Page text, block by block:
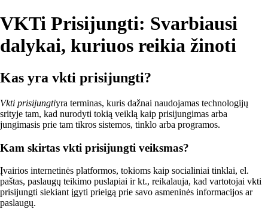
VKTi Prisijungti: Svarbiausi
dalykai, kuriuos reikia žinoti
Kas yra vkti prisijungti?
Vkti prisijungtiyra terminas, kuris dažnai naudojamas technologijų
srityje tam, kad nurodyti tokią veiklą kaip prisijungimas arba
jungimasis prie tam tikros sistemos, tinklo arba programos.
Kam skirtas vkti prisijungti veiksmas?
Įvairios internetinės platformos, tokioms kaip socialiniai tinklai, el.
paštas, paslaugų teikimo puslapiai ir kt., reikalauja, kad vartotojai vkti
prisijungti siekiant įgyti prieigą prie savo asmeninės informacijos ar
paslaugų.